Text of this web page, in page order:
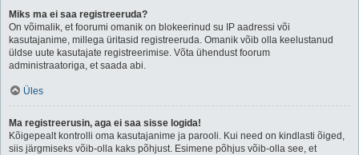
Miks ma ei saa registreeruda?
On võimalik, et foorumi omanik on blokeerinud su IP aadressi või
kasutajanime, millega üritasid registreeruda. Omanik võib olla keelustanud
üldse uute kasutajate registreerimise. Võta ühendust foorum
administraatoriga, et saada abi.
Üles
Ma registreerusin, aga ei saa sisse logida!
Kõigepealt kontrolli oma kasutajanime ja parooli. Kui need on kindlasti õiged,
siis järgmiseks võib-olla kaks põhjust. Esimene põhjus võib-olla see, et